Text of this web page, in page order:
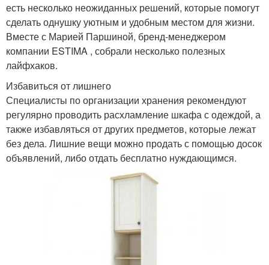
есть несколько неожиданных решений, которые помогут
сделать однушку уютным и удобным местом для жизни.
Вместе с Марией Паршиной, бренд-менеджером
компании ESTIMA , собрали несколько полезных
лайфхаков.
Избавиться от лишнего
Специалисты по организации хранения рекомендуют
регулярно проводить расхламление шкафа с одеждой, а
также избавляться от других предметов, которые лежат
без дела. Лишние вещи можно продать с помощью досок
объявлений, либо отдать бесплатно нуждающимся.